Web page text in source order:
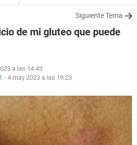
Siguiente Tema
de mi gluteo que puede
a las 14:43
- 4 may 2023 a las 19:23